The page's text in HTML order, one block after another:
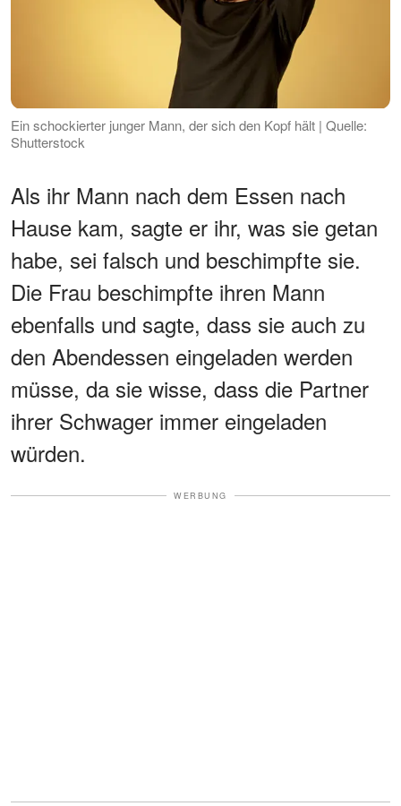
Ein schockierter junger Mann, der sich den Kopf hält | Quelle:
Shutterstock
Als ihr Mann nach dem Essen nach
Hause kam, sagte er ihr, was sie getan
habe, sei falsch und beschimpfte sie.
Die Frau beschimpfte ihren Mann
ebenfalls und sagte, dass sie auch zu
den Abendessen eingeladen werden
müsse, da sie wisse, dass die Partner
ihrer Schwager immer eingeladen
würden.
WERBUNG